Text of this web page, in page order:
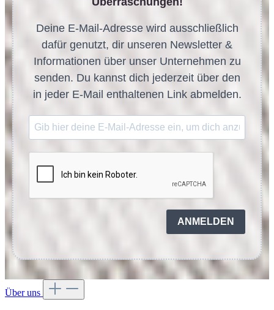
Deine E-Mail-Adresse wird ausschließlich
dafür genutzt, dir unseren Newsletter &
Informationen über unser Unternehmen zu
senden. Du kannst dich jederzeit über den
in jeder E-Mail enthaltenen Link abmelden.
ANMELDEN
Über uns